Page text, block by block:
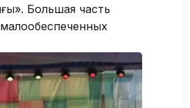
Большая часть